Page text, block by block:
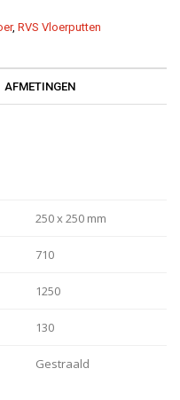
, RVS Vloerputten
AFMETINGEN
250 x 250 mm
710
1250
130
Gestraald